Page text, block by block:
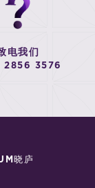
电我们
2856 3576
晓庐